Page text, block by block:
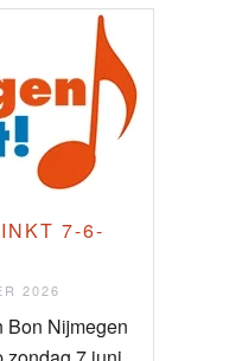
7-6-
2026
Bon Nijmegen